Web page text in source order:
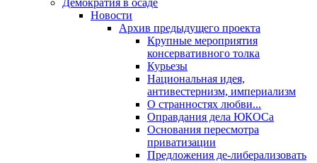
Демократия в осаде
Новости
Архив предыдущего проекта
Крупные мероприятия
консервативного толка
Курьезы
Национальная идея,
антивестернизм, империализм
О странностях любви...
Оправдания дела ЮКОСа
Основания пересмотра
приватизации
Предложения де-либерализовать